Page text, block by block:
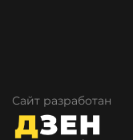
Сайт разработан